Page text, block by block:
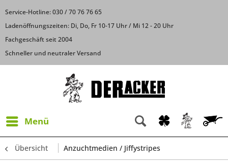
Service-Hotline: 030 / 70 76 76 65
Ladenöffnungszeiten: Di, Do, Fr 10-17 Uhr / Mi 12 - 20 Uhr
Fachgeschäft seit 2004
Schneller und neutraler Versand
Menü
Übersicht Anzuchtmedien / Jiffystripes